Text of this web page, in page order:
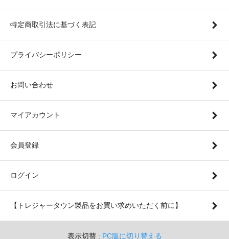
特定商取引法に基づく表記
プライバシーポリシー
お問い合わせ
マイアカウント
会員登録
ログイン
【トレジャータウン製品をお買い求めいただく前に】
表示切替 : PC版に切り替える